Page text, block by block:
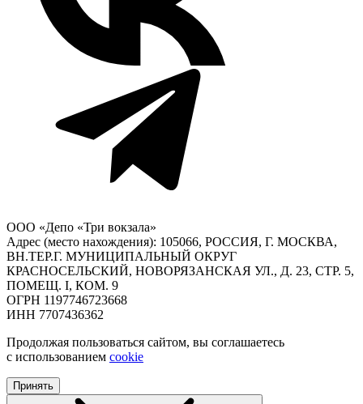
ООО «Депо «Три вокзала»
Адрес (место нахождения): 105066, РОССИЯ, Г. МОСКВА,
ВН.ТЕР.Г. МУНИЦИПАЛЬНЫЙ ОКРУГ
КРАСНОСЕЛЬСКИЙ, НОВОРЯЗАНСКАЯ УЛ., Д. 23, СТР. 5,
ПОМЕЩ. I, КОМ. 9
ОГРН 1197746723668
ИНН 7707436362
Продолжая пользоваться сайтом, вы соглашаетесь
с использованием cookie
Принять